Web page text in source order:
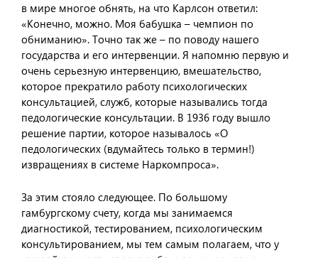
в мире многое обнять, на что Карлсон ответил:
«Конечно, можно. Моя бабушка – чемпион по
обниманию». Точно так же – по поводу нашего
государства и его интервенции. Я напомню первую и
очень серьезную интервенцию, вмешательство,
которое прекратило работу психологических
консультацией, служб, которые назывались тогда
педологические консультации. В 1936 году вышло
решение партии, которое называлось «О
педологических (вдумайтесь только в термин!)
извращениях в системе Наркомпроса».
За этим стояло следующее. По большому
гамбургскому счету, когда мы занимаемся
диагностикой, тестированием, психологическим
консультированием, мы тем самым полагаем, что у